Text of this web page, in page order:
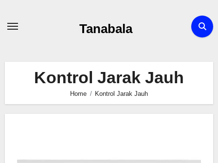
Tanabala
Kontrol Jarak Jauh
Home Kontrol Jarak Jauh